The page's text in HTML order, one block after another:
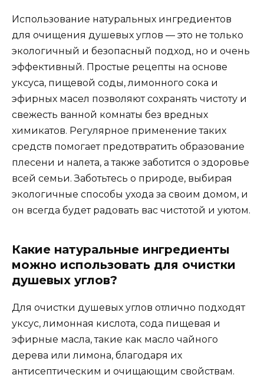
Использование натуральных ингредиентов
для очищения душевых углов — это не только
экологичный и безопасный подход, но и очень
эффективный. Простые рецепты на основе
уксуса, пищевой соды, лимонного сока и
эфирных масел позволяют сохранять чистоту и
свежесть ванной комнаты без вредных
химикатов. Регулярное применение таких
средств помогает предотвратить образование
плесени и налета, а также заботится о здоровье
всей семьи. Заботьтесь о природе, выбирая
экологичные способы ухода за своим домом, и
он всегда будет радовать вас чистотой и уютом.
Какие натуральные ингредиенты
можно использовать для очистки
душевых углов?
Для очистки душевых углов отлично подходят
уксус, лимонная кислота, сода пищевая и
эфирные масла, такие как масло чайного
дерева или лимона, благодаря их
антисептическим и очищающим свойствам.